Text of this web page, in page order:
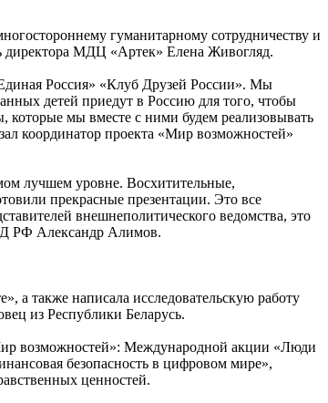
гуманитарному сотрудничеству и
МДЦ «Артек» Елена Живогляд.
Россия» «Клуб Друзей России». Мы
детей приедут в Россию для того, чтобы
которые мы вместе с ними будем реализовывать
координатор проекта «Мир возможностей»
лучшем уровне. Восхитительные,
прекрасные презентации. Это все
внешнеполитического ведомства, это
РФ Александр Алимов.
а также написала исследовательскую работу
из Республики Беларусь.
возможностей»: Международной акции «Люди
безопасность в цифровом мире»,
ценностей.